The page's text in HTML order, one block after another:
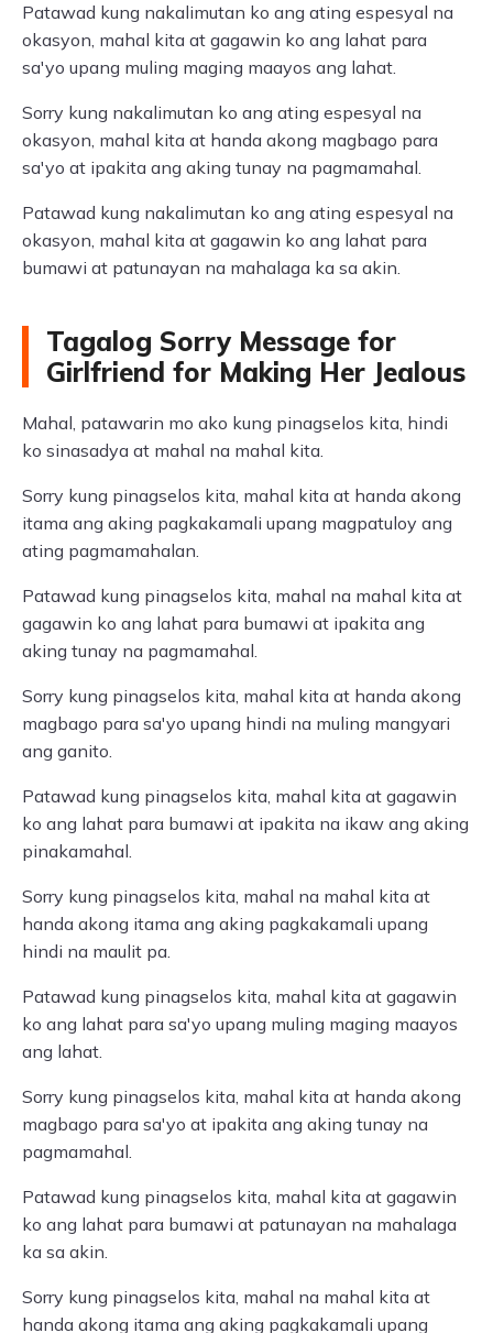
Patawad kung nakalimutan ko ang ating espesyal na
okasyon, mahal kita at gagawin ko ang lahat para
sa'yo upang muling maging maayos ang lahat.
Sorry kung nakalimutan ko ang ating espesyal na
okasyon, mahal kita at handa akong magbago para
sa'yo at ipakita ang aking tunay na pagmamahal.
Patawad kung nakalimutan ko ang ating espesyal na
okasyon, mahal kita at gagawin ko ang lahat para
bumawi at patunayan na mahalaga ka sa akin.
Tagalog Sorry Message for
Girlfriend for Making Her Jealous
Mahal, patawarin mo ako kung pinagselos kita, hindi
ko sinasadya at mahal na mahal kita.
Sorry kung pinagselos kita, mahal kita at handa akong
itama ang aking pagkakamali upang magpatuloy ang
ating pagmamahalan.
Patawad kung pinagselos kita, mahal na mahal kita at
gagawin ko ang lahat para bumawi at ipakita ang
aking tunay na pagmamahal.
Sorry kung pinagselos kita, mahal kita at handa akong
magbago para sa'yo upang hindi na muling mangyari
ang ganito.
Patawad kung pinagselos kita, mahal kita at gagawin
ko ang lahat para bumawi at ipakita na ikaw ang aking
pinakamahal.
Sorry kung pinagselos kita, mahal na mahal kita at
handa akong itama ang aking pagkakamali upang
hindi na maulit pa.
Patawad kung pinagselos kita, mahal kita at gagawin
ko ang lahat para sa'yo upang muling maging maayos
ang lahat.
Sorry kung pinagselos kita, mahal kita at handa akong
magbago para sa'yo at ipakita ang aking tunay na
pagmamahal.
Patawad kung pinagselos kita, mahal kita at gagawin
ko ang lahat para bumawi at patunayan na mahalaga
ka sa akin.
Sorry kung pinagselos kita, mahal na mahal kita at
handa akong itama ang aking pagkakamali upang